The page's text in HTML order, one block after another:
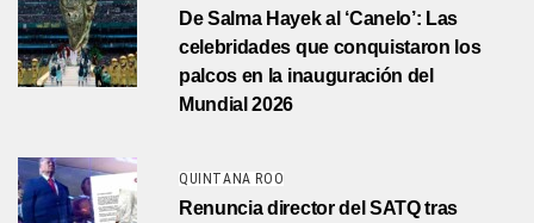
De Salma Hayek al ‘Canelo’: Las
celebridades que conquistaron los
palcos en la inauguración del
Mundial 2026
QUINTANA ROO
Renuncia director del SATQ tras